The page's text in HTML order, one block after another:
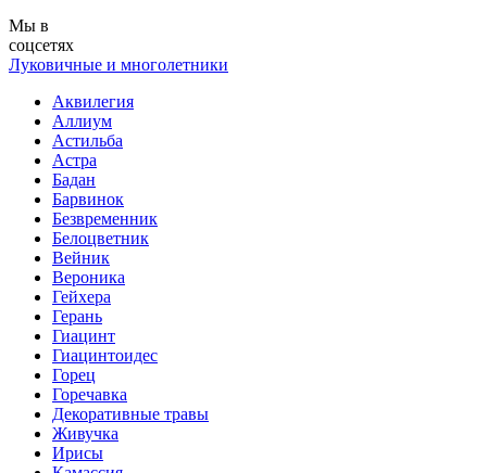
Мы в
соцсетях
Луковичные и многолетники
Аквилегия
Аллиум
Астильба
Астра
Бадан
Барвинок
Безвременник
Белоцветник
Вейник
Вероника
Гейхера
Герань
Гиацинт
Гиацинтоидес
Горец
Горечавка
Декоративные травы
Живучка
Ирисы